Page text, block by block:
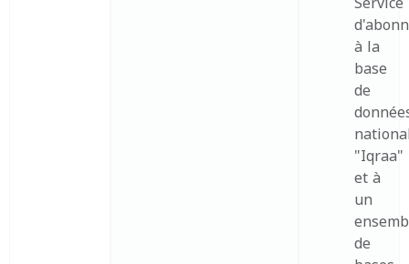
à la
base
de
"Iqraa"
et à
un
de